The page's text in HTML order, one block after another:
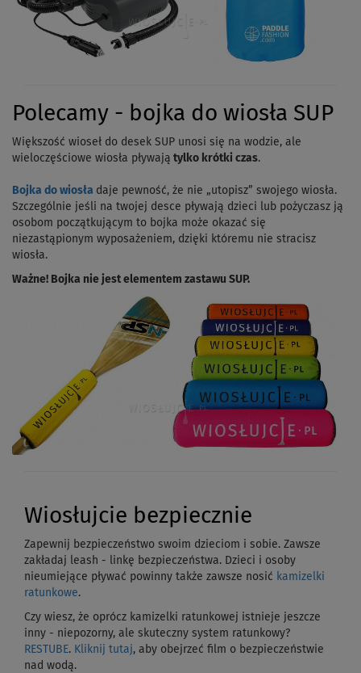
Polecamy - bojka do wiosła SUP
Większość wioseł do desek SUP unosi się na wodzie, ale
wieloczęściowe wiosła pływają tylko krótki czas.
Bojka do wiosła daje pewność, że nie „utopisz” swojego wiosła.
Szczególnie jeśli na twojej desce pływają dzieci lub pożyczasz ją
osobom początkującym to bojka może okazać się
niezastąpionym wyposażeniem, dzięki któremu nie stracisz
wiosła.
Ważne! Bojka nie jest elementem zastawu SUP.
Wiosłujcie bezpiecznie
Zapewnij bezpieczeństwo swoim dzieciom i sobie. Zawsze
zakładaj leash - linkę bezpieczeństwa. Dzieci i osoby
nieumiejące pływać powinny także zawsze nosić kamizelki
ratunkowe.
Czy wiesz, że oprócz kamizelki ratunkowej istnieje jeszcze
inny - niepozorny, ale skuteczny system ratunkowy?
RESTUBE. Kliknij tutaj, aby obejrzeć film o bezpieczeństwie
nad wodą.